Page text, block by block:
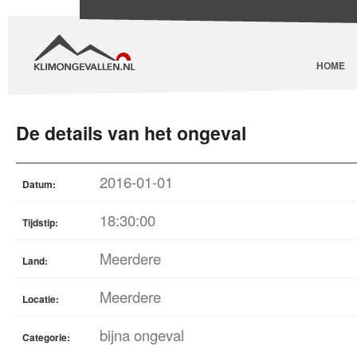
HOME
De details van het ongeval
Datum: 2016-01-01
Tijdstip: 18:30:00
Land: Meerdere
Locatie: Meerdere
Categorie: bijna ongeval